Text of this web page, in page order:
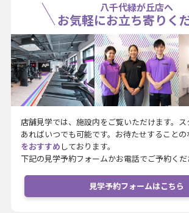
八千代緑が丘店へ
お気軽にお立ち寄りく
店舗見学では、施設内をご覧いただけます。
あればいつでも可能です。お待たせすること
をおすすめ しております。
下記の見学予約フォームかお電話でご予約くだ
見学予約フォームはこちら